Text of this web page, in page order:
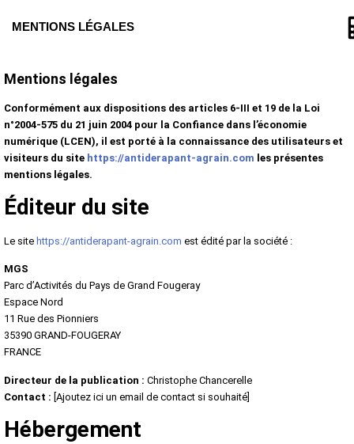
MENTIONS LÉGALES
Mentions légales
Conformément aux dispositions des articles 6-III et 19 de la Loi
n°2004-575 du 21 juin 2004 pour la Confiance dans l’économie
numérique (LCEN), il est porté à la connaissance des utilisateurs et
visiteurs du site https://antiderapant-agrain.com les présentes
mentions légales.
Éditeur du site
Le site https://antiderapant-agrain.com est édité par la société :
MGS
Parc d’Activités du Pays de Grand Fougeray
Espace Nord
11 Rue des Pionniers
35390 GRAND-FOUGERAY
FRANCE
Directeur de la publication : Christophe Chancerelle
Contact : [Ajoutez ici un email de contact si souhaité]
Hébergement